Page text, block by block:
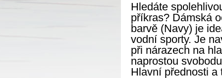
Hledáte
příkras? Dámská
barvě (Navy) je
vodní sporty. Je
při nárazech na
naprostou
Hlavní přednosti a